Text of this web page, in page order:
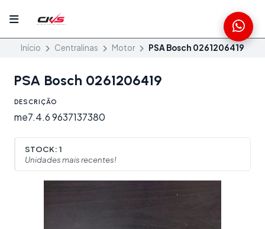
Início Centralinas Motor PSA Bosch 0261206419
PSA Bosch 0261206419
DESCRIÇÃO
me7.4.6 9637137380
STOCK: 1
Unidades mais recentes!